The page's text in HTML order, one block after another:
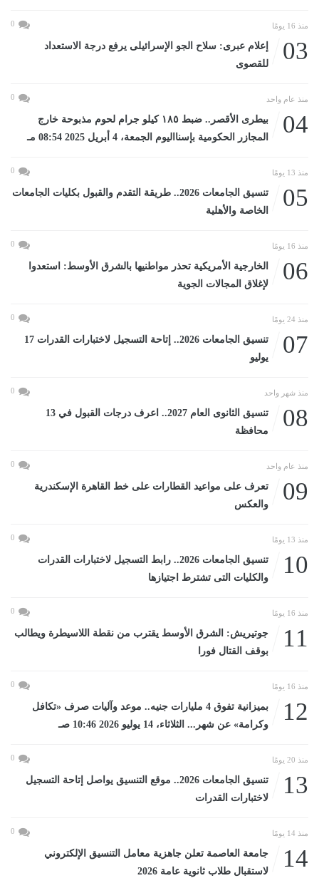
منذ 16 يومًا 0
03
إعلام عبرى: سلاح الجو الإسرائيلى يرفع درجة الاستعداد
للقصوى
منذ عام واحد 0
04
بيطرى الأقصر.. ضبط ١٨٥ كيلو جرام لحوم مذبوحة خارج
المجازر الحكومية بإسنااليوم الجمعة، 4 أبريل 2025 08:54 مـ
منذ 13 يومًا 0
05
تنسيق الجامعات 2026.. طريقة التقدم والقبول بكليات الجامعات
الخاصة والأهلية
منذ 16 يومًا 0
06
الخارجية الأمريكية تحذر مواطنيها بالشرق الأوسط: استعدوا
لإغلاق المجالات الجوية
منذ 24 يومًا 0
07
تنسيق الجامعات 2026.. إتاحة التسجيل لاختبارات القدرات 17
يوليو
منذ شهر واحد 0
08
تنسيق الثانوى العام 2027.. اعرف درجات القبول في 13
محافظة
منذ عام واحد 0
09
تعرف على مواعيد القطارات على خط القاهرة الإسكندرية
والعكس
منذ 13 يومًا 0
10
تنسيق الجامعات 2026.. رابط التسجيل لاختبارات القدرات
والكليات التى تشترط اجتيازها
منذ 16 يومًا 0
11
جوتيريش: الشرق الأوسط يقترب من نقطة اللاسيطرة ويطالب
بوقف القتال فورا
منذ 16 يومًا 0
12
بميزانية تفوق 4 مليارات جنيه.. موعد وآليات صرف «تكافل
وكرامة» عن شهر... الثلاثاء، 14 يوليو 2026 10:46 صـ
منذ 20 يومًا 0
13
تنسيق الجامعات 2026.. موقع التنسيق يواصل إتاحة التسجيل
لاختبارات القدرات
منذ 14 يومًا 0
14
جامعة العاصمة تعلن جاهزية معامل التنسيق الإلكتروني
لاستقبال طلاب ثانوية عامة 2026